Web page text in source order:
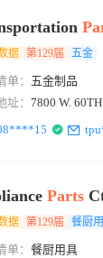
据 第129届 五金
单： 五金制品
址： 7800 W.
Parts
据 第129届 餐厨
单： 餐厨用具